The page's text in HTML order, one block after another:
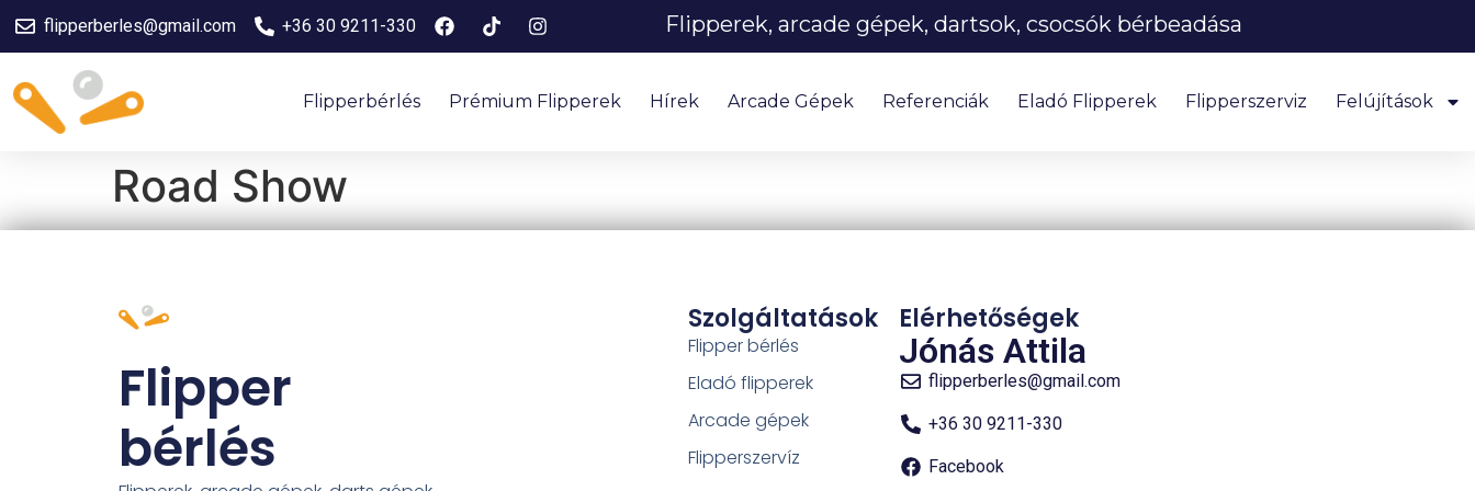
flipperberles@gmail.com +36 30 9211-330 Flipperek, arcade gépek, dartsok, csocsók bérbeadása
Flipperbérlés Prémium Flipperek Hírek Arcade Gépek Referenciák Eladó Flipperek Flipperszerviz Felújítások
Road Show
Flipper
bérlés
Szolgáltatások
Flipper bérlés
Eladó flipperek
Arcade gépek
Flipperszervíz
Elérhetőségek
Jónás Attila
flipperberles@gmail.com
+36 30 9211-330
Facebook